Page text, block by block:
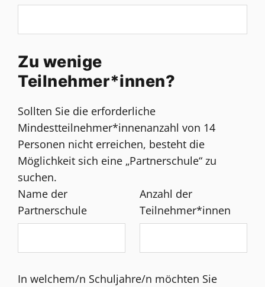
Zu wenige
Teilnehmer*innen?
Sollten Sie die erforderliche
Mindestteilnehmer*innenanzahl von 14
Personen nicht erreichen, besteht die
Möglichkeit sich eine „Partnerschule“ zu
suchen.
Name der
Partnerschule
Anzahl der
Teilnehmer*innen
In welchem/n Schuljahre/n möchten Sie